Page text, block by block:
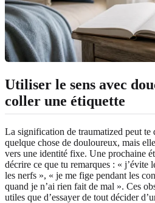
Utiliser le sens avec
coller une étiquette
La signification de traumatized peut te
quelque chose de douloureux, mais
vers une identité fixe. Une prochaine
décrire ce que tu remarques : « j’évite
les nerfs », « je me fige pendant les
quand je n’ai rien fait de mal ». Ces
utiles que d’essayer de tout décider